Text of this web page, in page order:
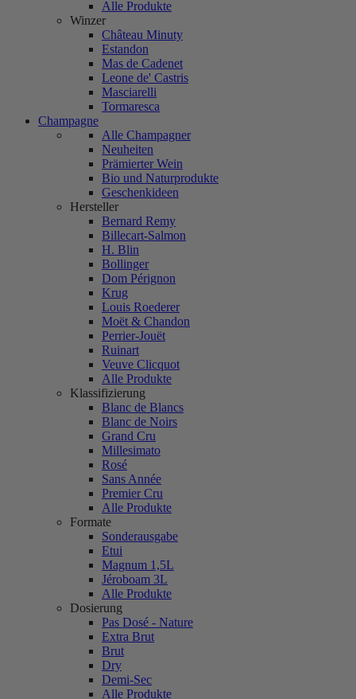
Alle Produkte
Winzer
Château Minuty
Estandon
Mas de Cadenet
Leone de' Castris
Masciarelli
Tormaresca
Champagne
Alle Champagner
Neuheiten
Prämierter Wein
Bio und Naturprodukte
Geschenkideen
Hersteller
Bernard Remy
Billecart-Salmon
H. Blin
Bollinger
Dom Pérignon
Krug
Louis Roederer
Moët & Chandon
Perrier-Jouët
Ruinart
Veuve Clicquot
Alle Produkte
Klassifizierung
Blanc de Blancs
Blanc de Noirs
Grand Cru
Millesimato
Rosé
Sans Année
Premier Cru
Alle Produkte
Formate
Sonderausgabe
Etui
Magnum 1,5L
Jéroboam 3L
Alle Produkte
Dosierung
Pas Dosé - Nature
Extra Brut
Brut
Dry
Demi-Sec
Alle Produkte